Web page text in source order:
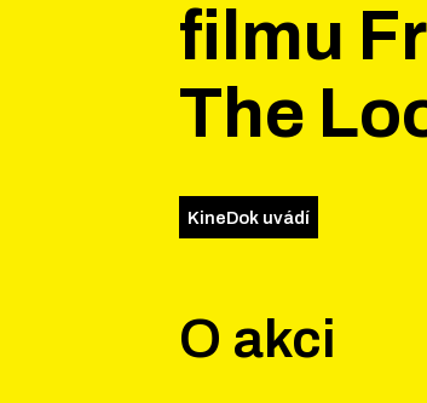
filmu
The
KineDok uvádí
O akci